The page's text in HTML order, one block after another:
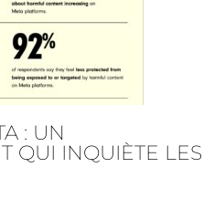
: UN
QUI INQUIÈTE LES